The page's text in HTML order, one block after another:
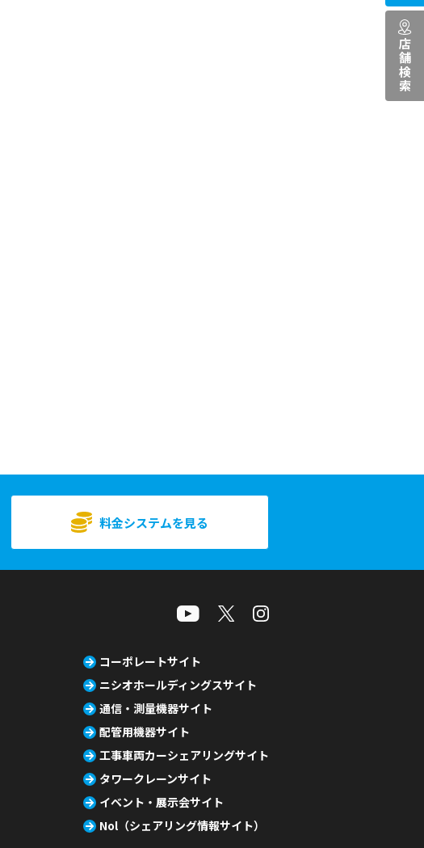
料金システムを見る
店舗検索
コーポレートサイト
ニシオホールディングスサイト
通信・測量機器サイト
配管用機器サイト
工事車両カーシェアリングサイト
タワークレーンサイト
イベント・展示会サイト
Nol（シェアリング情報サイト）